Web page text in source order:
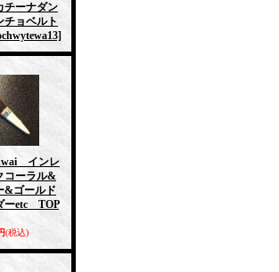
ーナダン
ョベルト
インレ
ーラル&
&ゴールド
ーetc TOP
(税込)